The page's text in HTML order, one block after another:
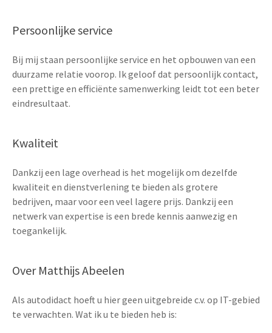
Persoonlijke service
Bij mij staan persoonlijke service en het opbouwen van een
duurzame relatie voorop. Ik geloof dat persoonlijk contact,
een prettige en efficiënte samenwerking leidt tot een beter
eindresultaat.
Kwaliteit
Dankzij een lage overhead is het mogelijk om dezelfde
kwaliteit en dienstverlening te bieden als grotere
bedrijven, maar voor een veel lagere prijs. Dankzij een
netwerk van expertise is een brede kennis aanwezig en
toegankelijk.
Over Matthijs Abeelen
Als autodidact hoeft u hier geen uitgebreide c.v. op IT-gebied
te verwachten. Wat ik u te bieden heb is: